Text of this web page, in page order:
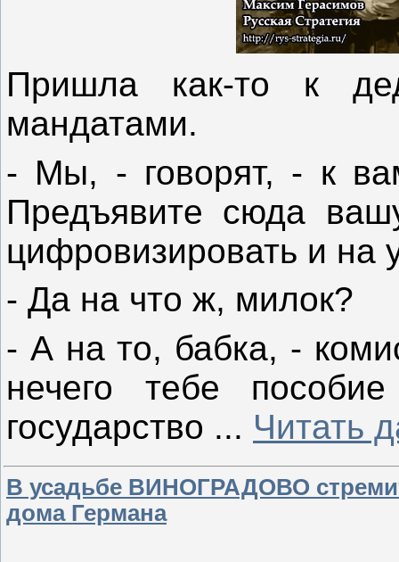
Пришла как-то к
мандатами.
- Мы, - говорят, - к
Предъявите сюда
цифровизировать и на
- Да на что ж, милок?
- А на то, бабка, -
нечего тебе
государство ... Читать
В усадьбе ВИНОГРАДОВО
дома Германа